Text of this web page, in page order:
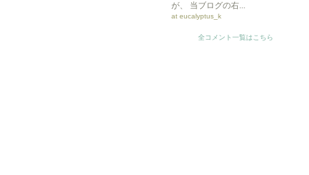
が、 当ブログの右...
at eucalyptus_k
全コメント一覧はこちら